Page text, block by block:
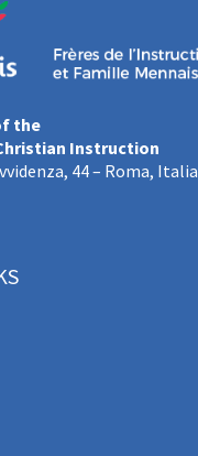
the
Instruction
44 – Roma, Italia